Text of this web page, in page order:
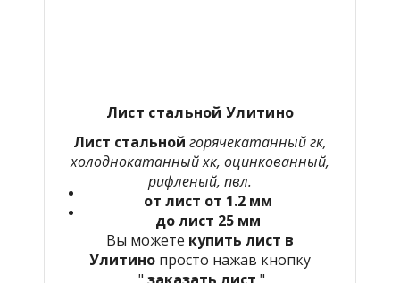
Лист стальной Улитино
Лист стальной горячекатанный гк,
холоднокатанный хк, оцинкованный,
рифленый, пвл.
от лист от 1.2 мм
до лист 25 мм
Вы можете купить лист в
Улитино просто нажав кнопку